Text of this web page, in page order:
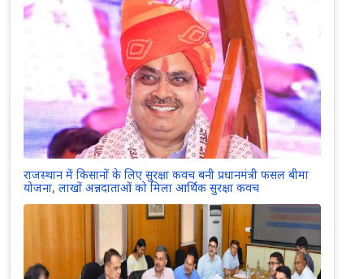
राजस्थान में किसानों के लिए सुरक्षा कवच बनी प्रधानमंत्री फसल बीमा
योजना, लाखों अन्नदाताओं को मिला आर्थिक सुरक्षा कवच